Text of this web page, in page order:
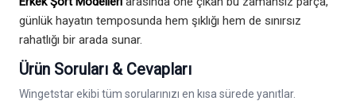
günlük hayatın temposunda hem şıklığı hem de sınırsız
rahatlığı bir arada sunar.
Ürün Soruları & Cevapları
Wingetstar ekibi tüm sorularınızı en kısa sürede yanıtlar.